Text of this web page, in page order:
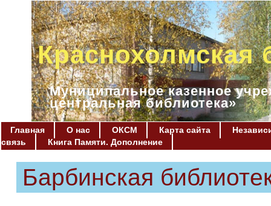
Краснохолмская
Муниципальное казенное
центральная библиотека»
Главная О нас ОКСМ Карта сайта
связь
Книга Памяти. Дополнение
Барбинская